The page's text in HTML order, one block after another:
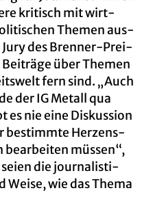
kri­tisch mit wirt­
The­men aus­
Jury des Bren­ner-Prei­
über The­men
fern sind. „Auch
der IG Me­tall qua
es nie eine Dis­kus­si­on
be­stimm­te Her­zens­
be­ar­bei­ten müs­sen“,
seien die jour­na­lis­ti­
Weise, wie das Thema